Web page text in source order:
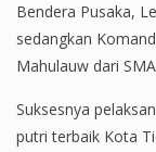
Bendera Pusaka,
sedangkan
Mahulauw dari
Suksesnya
putri terbaik Kota